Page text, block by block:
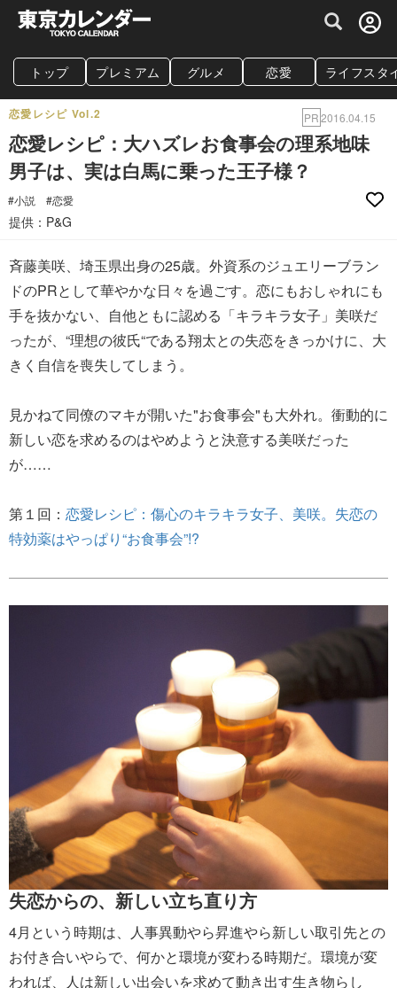
グルメ情報・プレミアムレストラン予約
トップ プレミアム グルメ 恋愛 ライフスタ
恋愛レシピ Vol.2 PR2016.04.15
恋愛レシピ：大ハズレお食事会の理系地味
男子は、実は白馬に乗った王子様？
#小説 #恋愛
提供：P&G
斉藤美咲、埼玉県出身の25歳。外資系のジュエリーブラン
ドのPRとして華やかな日々を過ごす。恋にもおしゃれにも
手を抜かない、自他ともに認める「キラキラ女子」美咲だ
ったが、“理想の彼氏“である翔太との失恋をきっかけに、大
きく自信を喪失してしまう。
見かねて同僚のマキが開いた"お食事会"も大外れ。衝動的に
新しい恋を求めるのはやめようと決意する美咲だった
が……
第１回： 恋愛レシピ：傷心のキラキラ女子、美咲。失恋の
特効薬はやっぱり“お食事会”!?
失恋からの、新しい立ち直り方
4月という時期は、人事異動やら昇進やら新しい取引先との
お付き合いやらで、何かと環境が変わる時期だ。環境が変
われば、人は新しい出会いを求めて動き出す生き物らし